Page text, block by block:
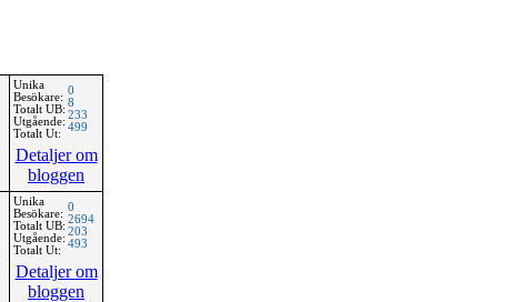
Unika
Besökare:
Totalt UB:
Utgående:
Totalt Ut:
0
8
233
499
Detaljer om
bloggen
Unika
Besökare:
Totalt UB:
Utgående:
Totalt Ut:
0
2694
203
493
Detaljer om
bloggen